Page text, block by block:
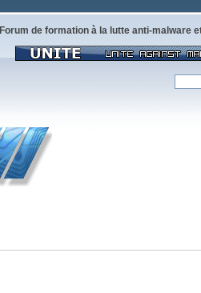
Forum de formation à la lutte anti-malware